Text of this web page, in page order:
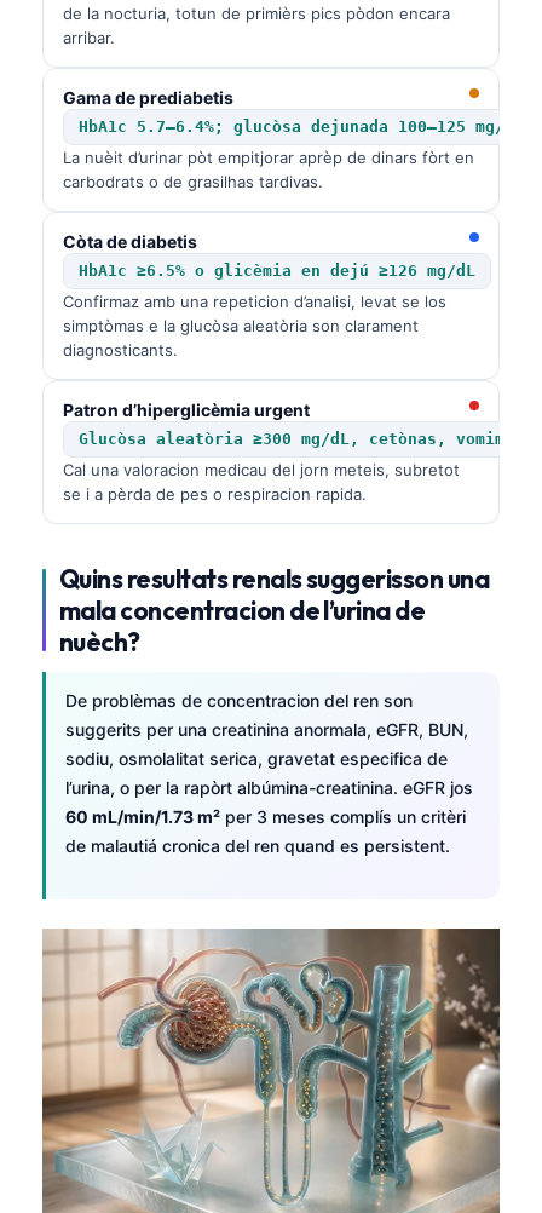
de la nocturia, totun de primièrs pics pòdon encara
arribar.
Gama de prediabetis
HbA1c 5.7–6.4%; glucòsa dejunada 100–125 mg/dL
La nuèit d’urinar pòt empitjorar aprèp de dinars fòrt en
carbodrats o de grasilhas tardivas.
Còta de diabetis
HbA1c ≥6.5% o glicèmia en dejú ≥126 mg/dL
Confirmaz amb una repeticion d’analisi, levat se los
simptòmas e la glucòsa aleatòria son clarament
diagnosticants.
Patron d’hiperglicèmia urgent
Glucòsa aleatòria ≥300 mg/dL, cetònas,
Cal una valoracion medicau del jorn meteis, subretot
se i a pèrda de pes o respiracion rapida.
Quins resultats renals suggerisson una
mala concentracion de l’urina de
nuèch?
De problèmas de concentracion del ren son
suggerits per una creatinina anormala, eGFR, BUN,
sodiu, osmolalitat serica, gravetat especifica de
l’urina, o per la rapòrt albúmina-creatinina. eGFR jos
60 mL/min/1.73 m² per 3 meses complís un critèri
de malautiá cronica del ren quand es persistent.